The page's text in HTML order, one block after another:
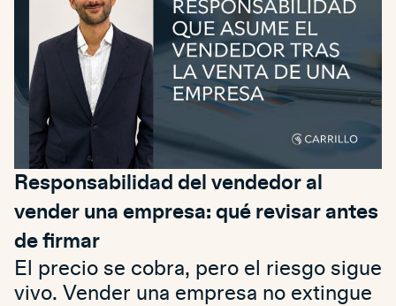
Responsabilidad del vendedor al
vender una empresa: qué revisar antes
de firmar
El precio se cobra, pero el riesgo sigue
vivo. Vender una empresa no extingue